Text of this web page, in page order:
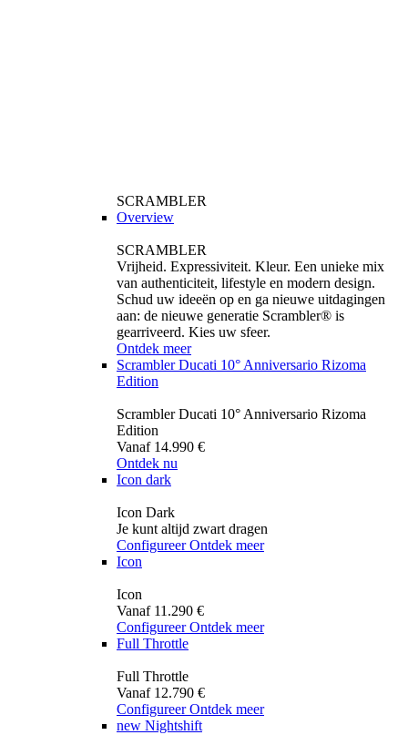
SCRAMBLER
Overview
SCRAMBLER
Vrijheid. Expressiviteit. Kleur. Een unieke mix
van authenticiteit, lifestyle en modern design.
Schud uw ideeën op en ga nieuwe uitdagingen
aan: de nieuwe generatie Scrambler® is
gearriveerd. Kies uw sfeer.
Ontdek meer
Scrambler Ducati 10° Anniversario Rizoma
Edition
Scrambler Ducati 10° Anniversario Rizoma
Edition
Vanaf 14.990 €
Ontdek nu
Icon dark
Icon Dark
Je kunt altijd zwart dragen
Configureer Ontdek meer
Icon
Icon
Vanaf 11.290 €
Configureer Ontdek meer
Full Throttle
Full Throttle
Vanaf 12.790 €
Configureer Ontdek meer
new Nightshift